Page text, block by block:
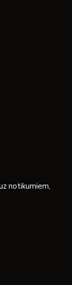
notikumiem,